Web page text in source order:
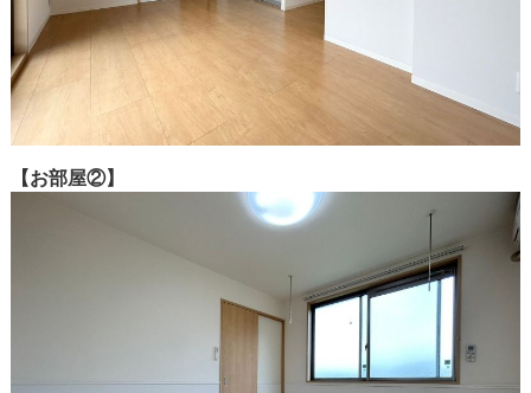
【お部屋②】